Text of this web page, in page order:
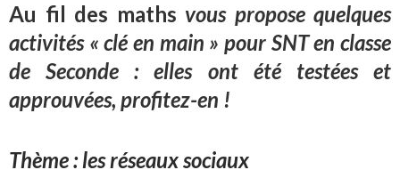
Au fil des maths vous propose quelques
activités « clé en main » pour SNT en classe
de Seconde : elles ont été testées et
approuvées, profitez-en !
Thème : les réseaux sociaux